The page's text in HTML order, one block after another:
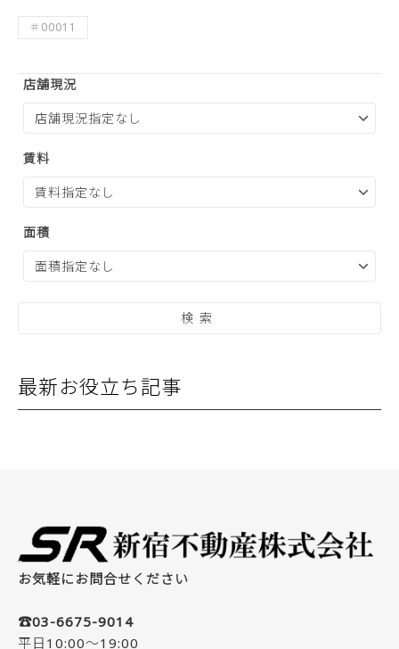
＃00011
店舗現況
賃料
面積
最新お役立ち記事
お気軽にお問合せください
☎03-6675-9014
平日10:00～19:00